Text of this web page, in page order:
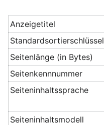
Anzeigetitel
Standardsortierschlüssel
Seitenlänge (in Bytes)
Seitenkennnummer
Seiteninhaltssprache
Seiteninhaltsmodell